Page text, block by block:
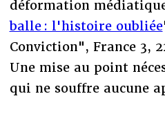
déformation
balle : l'histoire oubliée
Conviction", France 3,
Une mise au point
qui ne souffre aucune